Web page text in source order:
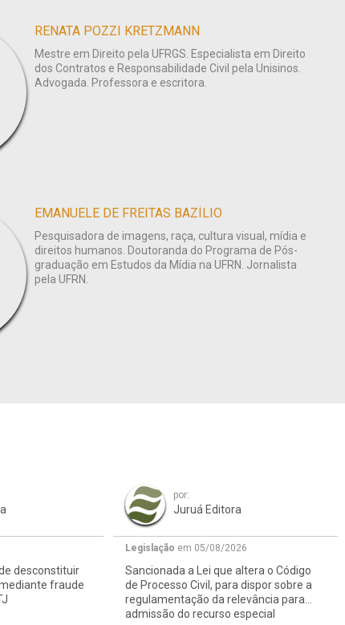
RENATA POZZI KRETZMANN
Mestre em Direito pela UFRGS. Especialista em Direito
dos Contratos e Responsabilidade Civil pela Unisinos.
Advogada. Professora e escritora.
EMANUELE DE FREITAS BAZÍLIO
Pesquisadora de imagens, raça, cultura visual, mídia e
direitos humanos. Doutoranda do Programa de Pós-
graduação em Estudos da Mídia na UFRN. Jornalista
pela UFRN.
desconstituir
fraude
por:
Juruá Editora
Legislação em 05/08/2026
Sancionada a Lei que altera o Código
de Processo Civil, para dispor sobre a
regulamentação da relevância para
admissão do recurso especial